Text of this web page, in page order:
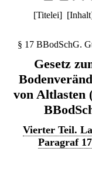
[Titelei] [Inhalt
§ 17 BBodSchG.
Gesetz
von Altlasten
Vierter Teil.
Paragraf